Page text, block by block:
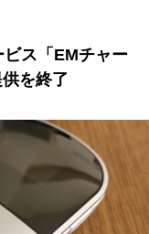
ビス「EMチャー
を終了